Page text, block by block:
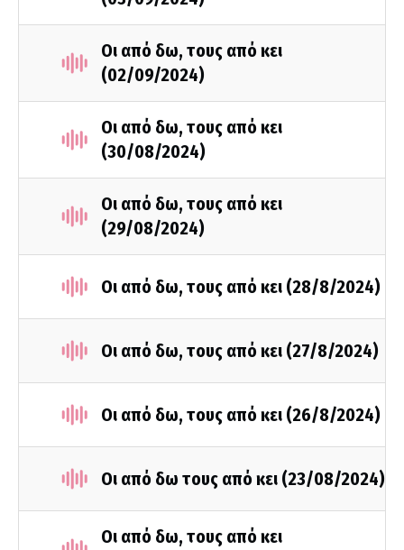
Οι από δω, τους από κει
(02/09/2024)
Οι από δω, τους από κει
(30/08/2024)
Οι από δω, τους από κει
(29/08/2024)
Οι από δω, τους από κει (28/8/2024)
Οι από δω, τους από κει (27/8/2024)
Οι από δω, τους από κει (26/8/2024)
Οι από δω τους από κει (23/08/2024)
Οι από δω, τους από κει